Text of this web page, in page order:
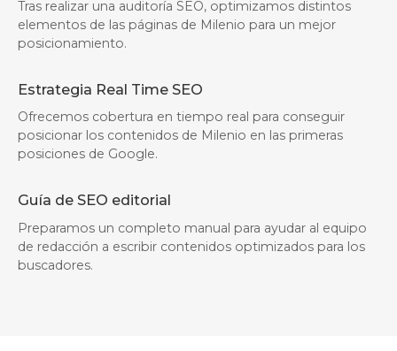
Tras realizar una auditoría SEO, optimizamos distintos
elementos de las páginas de Milenio para un mejor
posicionamiento.
Estrategia Real Time SEO
Ofrecemos cobertura en tiempo real para conseguir
posicionar los contenidos de Milenio en las primeras
posiciones de Google.
Guía de SEO editorial
Preparamos un completo manual para ayudar al equipo
de redacción a escribir contenidos optimizados para los
buscadores.